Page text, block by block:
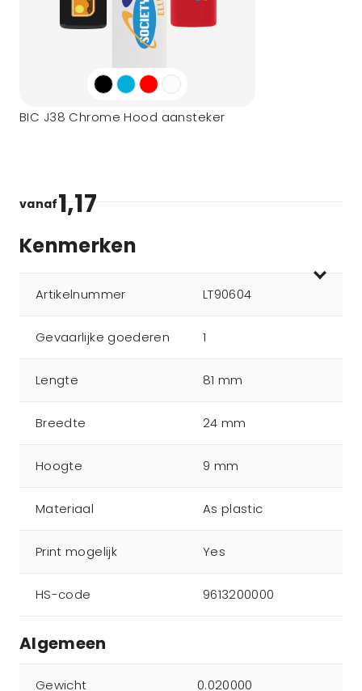
BIC J38 Chrome Hood aansteker
vanaf1,17
Kenmerken
Artikelnummer LT90604
Gevaarlijke goederen 1
Lengte 81 mm
Breedte 24 mm
Hoogte 9 mm
Materiaal As plastic
Print mogelijk Yes
HS-code 9613200000
Algemeen
Gewicht 0.020000